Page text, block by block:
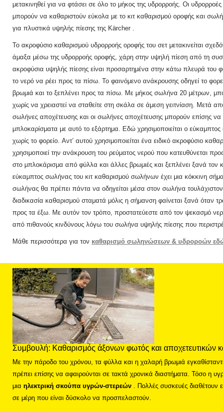
μετακινηθεί για να φτάσει σε όλο το μήκος της υδρορροής. Οι
μπορούν να καθαριστούν εύκολα με το κιτ καθαρισμού οροφής και
για πλυστικά υψηλής πίεσης της Kärcher .
Το ακροφύσιο καθαρισμού υδρορροής οροφής του σετ μετακινείται
άμαξα μέσω της υδρορροής οροφής, χάρη στην υψηλή πίεση από τη
ακροφύσια υψηλής πίεσης είναι προσαρτημένα στην κάτω πλευρά του
το νερό να ρέει προς τα πίσω. Το φαινόμενο ανάκρουσης οδηγεί το
βρωμιά και το ξεπλένει προς τα πίσω. Με μήκος σωλήνα 20 μέτρων,
χωρίς να χρειαστεί να σταθείτε στη σκάλα σε άμεση γειτνίαση. Μετά
σωλήνες αποχέτευσης και οι σωλήνες αποχέτευσης μπορούν επίσης
μπλοκαρίσματα με αυτό το εξάρτημα. Εδώ χρησιμοποιείται ο
χωρίς το φορείο. Αντ’ αυτού χρησιμοποιείται ένα ειδικό ακροφύσιο
χρησιμοποιεί την ανάκρουση του ρεύματος νερού που κατευθύνεται
στο μπλοκάρισμα από φύλλα και άλλες βρωμιές και ξεπλένει ξανά
εύκαμπτος σωλήνας του κιτ καθαρισμού σωλήνων έχει μια κόκκινη
σωλήνας θα πρέπει πάντα να οδηγείται μέσα στον σωλήνα
διαδικασία καθαρισμού σταματά μόλις η σήμανση φαίνεται ξανά όταν
προς τα έξω. Με αυτόν τον τρόπο, προστατεύεστε από τον ψεκασμό
από πιθανούς κινδύνους λόγω του σωλήνα υψηλής πίεσης που
Μάθε περισσότερα για τον καθαρισμό σωληνώσεων & υδροροών
Συμβουλή: Καθαρισμός άξονων φωτός και αποχετευτικών
Με την πάροδο του χρόνου, τα φύλλα και η χαλαρή βρωμιά
πρέπει επίσης να αφαιρούνται σε τακτά χρονικά διαστήματα. Τόσο η
μια ηλεκτρική σκούπα υγρών-στερεών
Πολλές συσκευές διαθέτουν
σε μέρη που είναι δύσκολο να προσπελαστούν.